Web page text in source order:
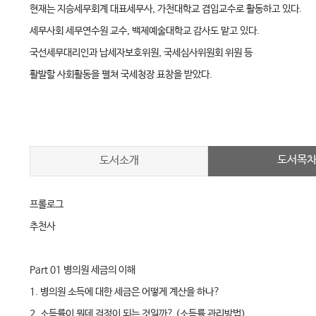
현재는 지승세무회계 대표세무사, 가천대학교 겸임교수로 활동하고 있다.
세무사회 세무연수원 교수, 백제예술대학교 감사도 맡고 있다.
국선세무대리인과 납세자보호위원, 국세심사위원회 위원 등
활발할 사회활동을 펼쳐 국세청장 표창을 받았다.
도서소개 도서목차
프롤로그
추천사
Part 01 병의원 세금의 이해
1. 병의원 소득에 대한 세금은 어떻게 계산을 하나?